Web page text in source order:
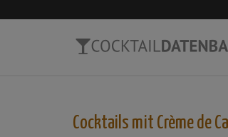
Cocktails mit Crème de